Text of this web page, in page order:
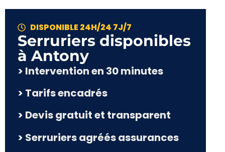
DISPONIBLE 24H/24 7J/7
Serruriers disponibles
à Antony
> Intervention en 30 minutes
> Tarifs encadrés
> Devis gratuit et transparent
> Serruriers agréés assurances